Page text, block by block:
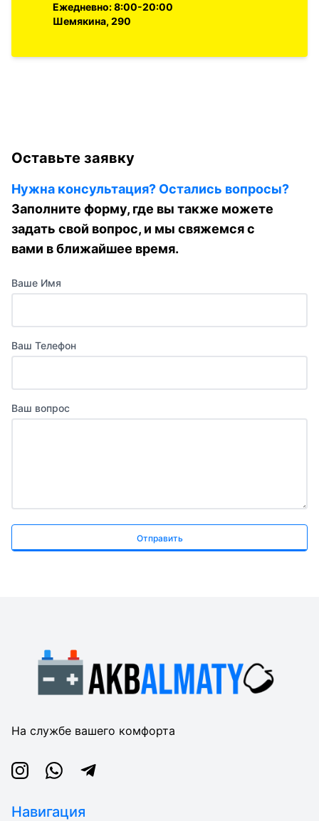
Ежедневно: 8:00-20:00
Шемякина, 290
Оставьте заявку
Нужна консультация? Остались вопросы?
Заполните форму, где вы также можете
задать свой вопрос, и мы свяжемся с
вами в ближайшее время.
Ваше Имя
Ваш Телефон
Ваш вопрос
Отправить
На службе вашего комфорта
InstagramWhatsappTelegram
Навигация